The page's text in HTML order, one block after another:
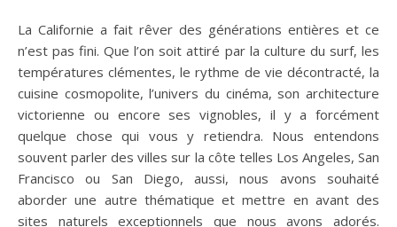
La Californie a fait rêver des générations entières et ce
n’est pas fini. Que l’on soit attiré par la culture du surf, les
températures clémentes, le rythme de vie décontracté, la
cuisine cosmopolite, l’univers du cinéma, son architecture
victorienne ou encore ses vignobles, il y a forcément
quelque chose qui vous y retiendra. Nous entendons
souvent parler des villes sur la côte telles Los Angeles, San
Francisco ou San Diego, aussi, nous avons souhaité
aborder une autre thématique et mettre en avant des
sites naturels exceptionnels que nous avons adorés.